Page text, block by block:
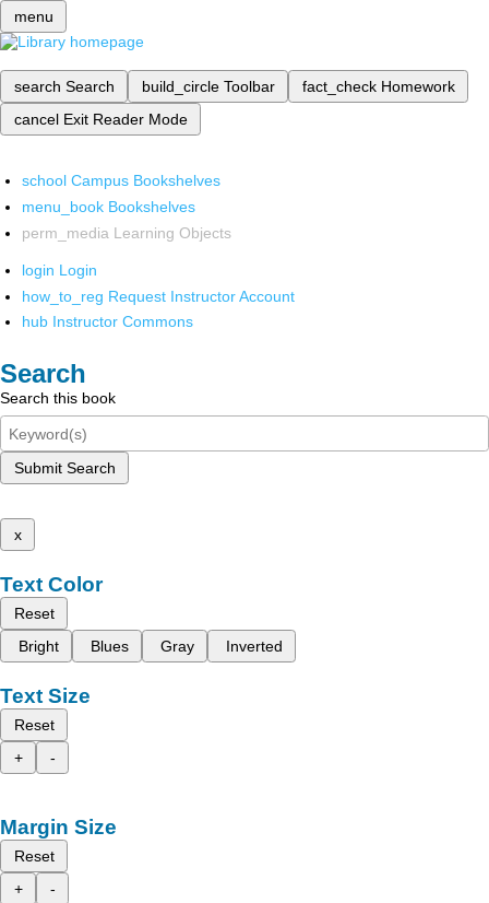
menu
search Search build_circle Toolbar fact_check Homework
cancel Exit Reader Mode
school Campus Bookshelves
menu_book Bookshelves
perm_media Learning Objects
login Login
how_to_reg Request Instructor Account
hub Instructor Commons
Search
Search this book
Submit Search
x
Text Color
Reset
Bright
Blues Gray Inverted
Text Size
Reset
+
-
Margin Size
Reset
+
-